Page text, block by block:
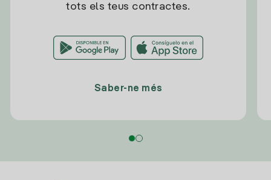
tots els teus contractes.
Saber-ne més